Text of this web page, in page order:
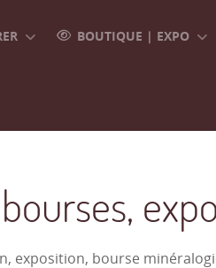
BOUTIQUE | EXPO
bourse